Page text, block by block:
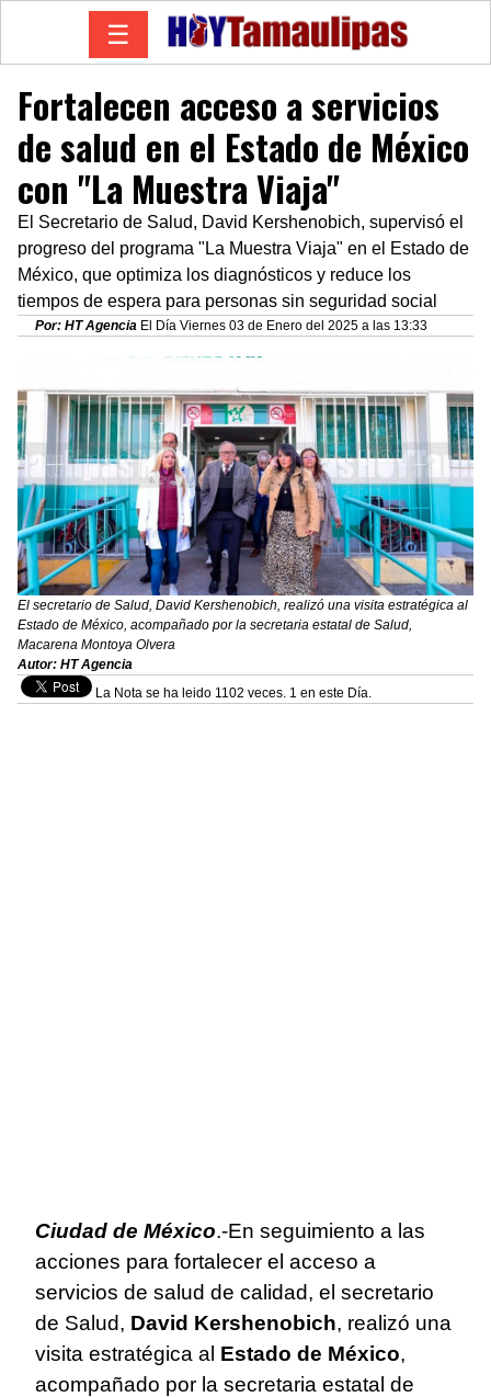
☰
Fortalecen acceso a servicios
de salud en el Estado de México
con "La Muestra Viaja"
El Secretario de Salud, David Kershenobich, supervisó el
progreso del programa "La Muestra Viaja" en el Estado de
México, que optimiza los diagnósticos y reduce los
tiempos de espera para personas sin seguridad social
Por: HT Agencia El Día Viernes 03 de Enero del 2025 a las 13:33
El secretario de Salud, David Kershenobich, realizó una visita estratégica al
Estado de México, acompañado por la secretaria estatal de Salud,
Macarena Montoya Olvera
Autor: HT Agencia
La Nota se ha leido 1102 veces. 1 en este Día.
Ciudad de México.-En seguimiento a las
acciones para fortalecer el acceso a
servicios de salud de calidad, el secretario
de Salud, David Kershenobich, realizó una
visita estratégica al Estado de México,
acompañado por la secretaria estatal de